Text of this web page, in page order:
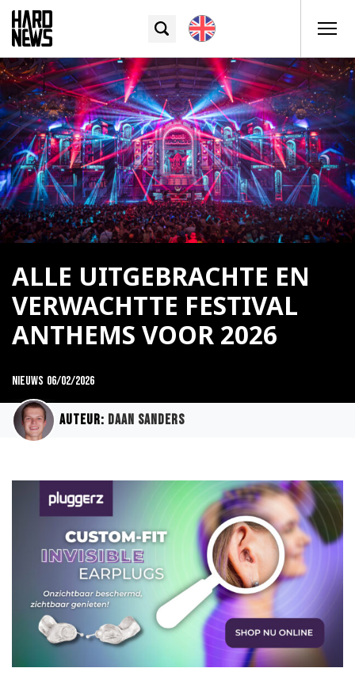
ALLE UITGEBRACHTE EN
VERWACHTTE FESTIVAL
ANTHEMS VOOR 2026
Nieuws 06/02/2026
Auteur: Daan Sanders